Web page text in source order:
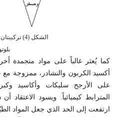
الشكل (4)
كما يُعثر غالباً على مواد متجمدة
أكسيد الكربون والنشادر، ممزوجة
على الأرجح سليكات وأكاسيد
المترابط كيميائياً. ويسود
ارتفعت إلى الحد الذي جعل المواد